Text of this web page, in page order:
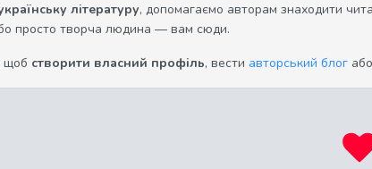
літературу, допомагаємо авторам знаходити
просто творча людина — вам сюди.
щоб створити власний профіль, вести авторський блог